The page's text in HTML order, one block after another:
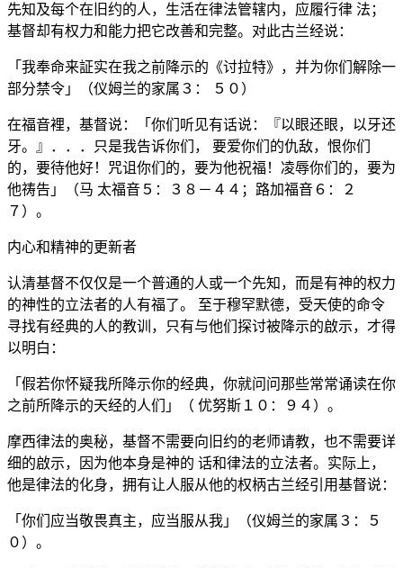
先知及每个在旧约的人，生活在律法管辖内，应履行律 法；
基督却有权力和能力把它改善和完整。对此古兰经说：
「我奉命来証实在我之前降示的《讨拉特》，并为你们解除一
部分禁令」（仪姆兰的家属３： ５０）
在福音裡，基督说：「你们听见有话说：『以眼还眼，以牙还
牙。』．．．只是我告诉你们， 要爱你们的仇敌，恨你们
的，要待他好！咒诅你们的，要为他祝福！凌辱你们的，要为
他祷告」（马 太福音５：３８－４４；路加福音６：２
７）。
内心和精神的更新者
认清基督不仅仅是一个普通的人或一个先知，而是有神的权力
的神性的立法者的人有福了。 至于穆罕默德，受天使的命令
寻找有经典的人的教训，只有与他们探讨被降示的啟示，才得
以明白：
「假若你怀疑我所降示你的经典，你就问问那些常常诵读在你
之前所降示的天经的人们」（ 优努斯１０：９４）。
摩西律法的奥秘，基督不需要向旧约的老师请教，也不需要详
细的啟示，因为他本身是神的 话和律法的立法者。实际上，
他是律法的化身，拥有让人服从他的权柄古兰经引用基督说：
「你们应当敬畏真主，应当服从我」（仪姆兰的家属３：５
０）。